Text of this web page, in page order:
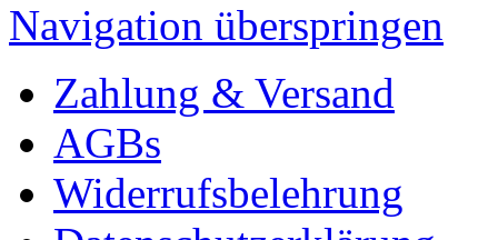
Navigation überspringen
Zahlung & Versand
AGBs
Widerrufsbelehrung